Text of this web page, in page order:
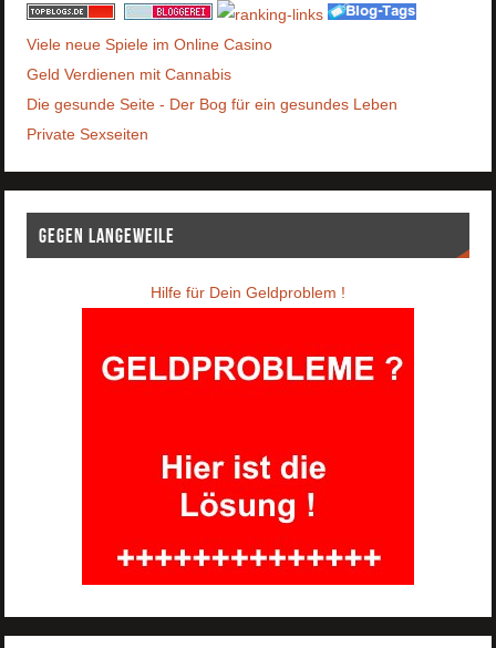
Viele neue Spiele im Online Casino
Geld Verdienen mit Cannabis
Die gesunde Seite - Der Bog für ein gesundes Leben
Private Sexseiten
Gegen Langeweile
Hilfe für Dein Geldproblem !